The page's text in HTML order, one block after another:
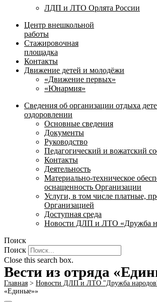
ЛДП и ЛТО Орлята России
Центр внешкольной
работы
Стажировочная
площадка
Контакты
Движение детей и молодёжи
«Движение первых»
«Юнармия»
Сведения об организации отдыха
оздоровлении
Основные сведения
Документы
Руководство
Педагогический и вожатский
Контакты
Деятельность
Материально-техническое
оснащенность Организации
Услуги, в том числе платные,
Организацией
Доступная среда
Новости ДЛП и ЛТО «Дружба
Поиск
Поиск
Close this search box.
Вести из отряда
Главная > Новости ДЛП и ЛТО "Дружба
«Единые»»